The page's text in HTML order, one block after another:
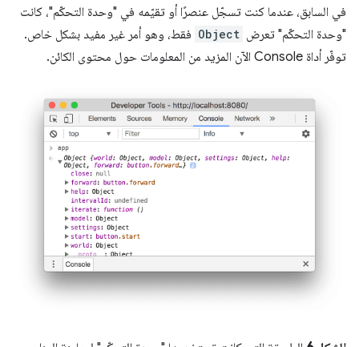
في السابق، عندما كنت تسجّل عنصرًا أو تقيّمه في "وحدة التحكّم"، كانت
"وحدة التحكّم" تعرض Object فقط، وهو أمر غير مفيد بشكل خاص.
توفّر أداة Console الآن المزيد من المعلومات حول محتوى الكائن.